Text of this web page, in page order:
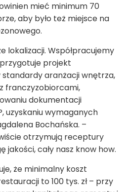
mieć minimum 70
aby było też miejsce na
lokalizacji. Współpracujemy
projekt
aranżacji wnętrza,
franczyzobiorcami,
dokumentacji
uzyskaniu wymaganych
Bochańska. –
otrzymują receptury
jakości, cały nasz know how.
że minimalny koszt
to 100 tys. zł – przy